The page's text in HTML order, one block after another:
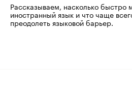
Рассказываем, насколько быстро
иностранный язык и что чаще
преодолеть языковой барьер.